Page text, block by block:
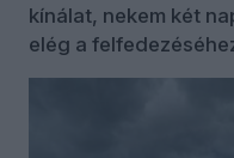
kínálat, nekem két
elég a